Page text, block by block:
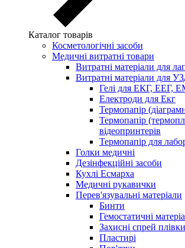
Каталог товарів
Косметологічні засоби
Медичні витратні товари
Витратні матеріали для
Витратні матеріали для
Гелі для ЕКГ, ЕЕГ,
Електроди для Екг
Термопапір
Термопапір
відеопринтерів
Термопапір для
Голки медичні
Дезінфекційні засоби
Кухлі Есмарха
Медичні рукавички
Перев'язувальні матеріали
Бинти
Гемостатичні
Захисні спрей плівки
Пластирі